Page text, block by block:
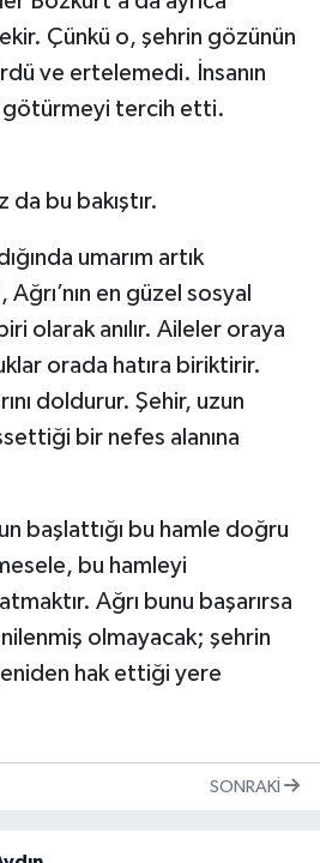
Çünkü o, şehrin gözünün
ve ertelemedi. İnsanın
tercih etti.
da bu bakıştır.
umarım artık
Ağrı’nın en güzel sosyal
olarak anılır. Aileler oraya
orada hatıra biriktirir.
doldurur. Şehir, uzun
bir nefes alanına
başlattığı bu hamle doğru
bu hamleyi
Ağrı bunu başarırsa
olmayacak; şehrin
hak ettiği yere
SONRAKI